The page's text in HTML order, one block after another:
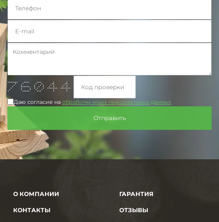
******* **** *** * *
* * * * ** **
* * * * * * * * *
* ****** * * * * * * *
* * * * * * ******* *******
* * * * * * *
* ***** *** * *
Даю согласие на обработку моих персональных данных
О КОМПАНИИ
КОНТАКТЫ
ГАРАНТИЯ
ОТЗЫВЫ